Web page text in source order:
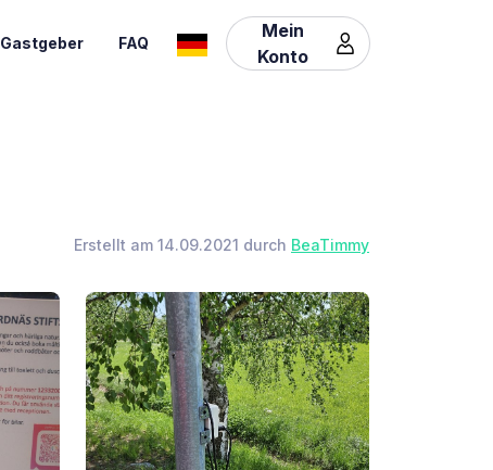
Gastgeber FAQ
Mein
Konto
Erstellt am 14.09.2021 durch BeaTimmy